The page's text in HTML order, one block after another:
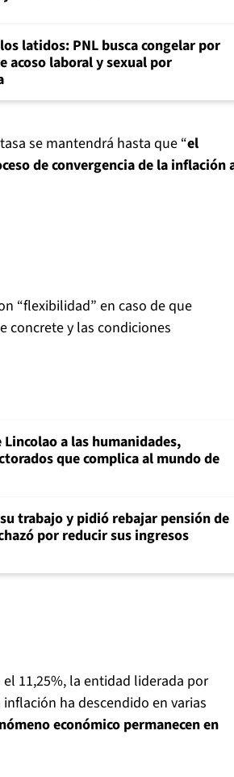
latidos: PNL busca congelar por
acoso laboral y sexual por
se mantendrá hasta que “el
de convergencia de la inflación
“flexibilidad” en caso de que
concrete y las condiciones
Lincolao a las humanidades,
que complica al mundo de
trabajo y pidió rebajar pensión de
por reducir sus ingresos
11,25%, la entidad liderada por
ha descendido en varias
económico permanecen en